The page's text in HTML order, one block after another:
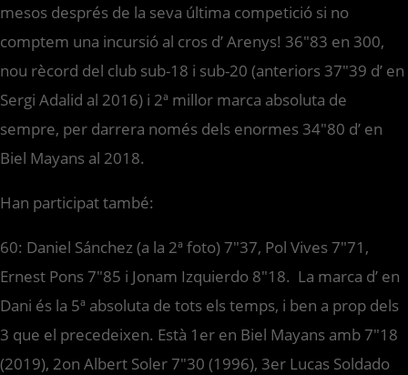
mesos després de la seva última competició si no
comptem una incursió al cros d’ Arenys! 36″83 en 300,
nou rècord del club sub-18 i sub-20 (anteriors 37″39 d’ en
Sergi Adalid al 2016) i 2ª millor marca absoluta de
sempre, per darrera només dels enormes 34″80 d’ en
Biel Mayans al 2018.
Han participat també:
60: Daniel Sánchez (a la 2ª foto) 7″37, Pol Vives 7″71,
Ernest Pons 7″85 i Jonam Izquierdo 8″18. La marca d’ en
Dani és la 5ª absoluta de tots els temps, i ben a prop dels
3 que el precedeixen. Està 1er en Biel Mayans amb 7″18
(2019), 2on Albert Soler 7″30 (1996), 3er Lucas Soldado